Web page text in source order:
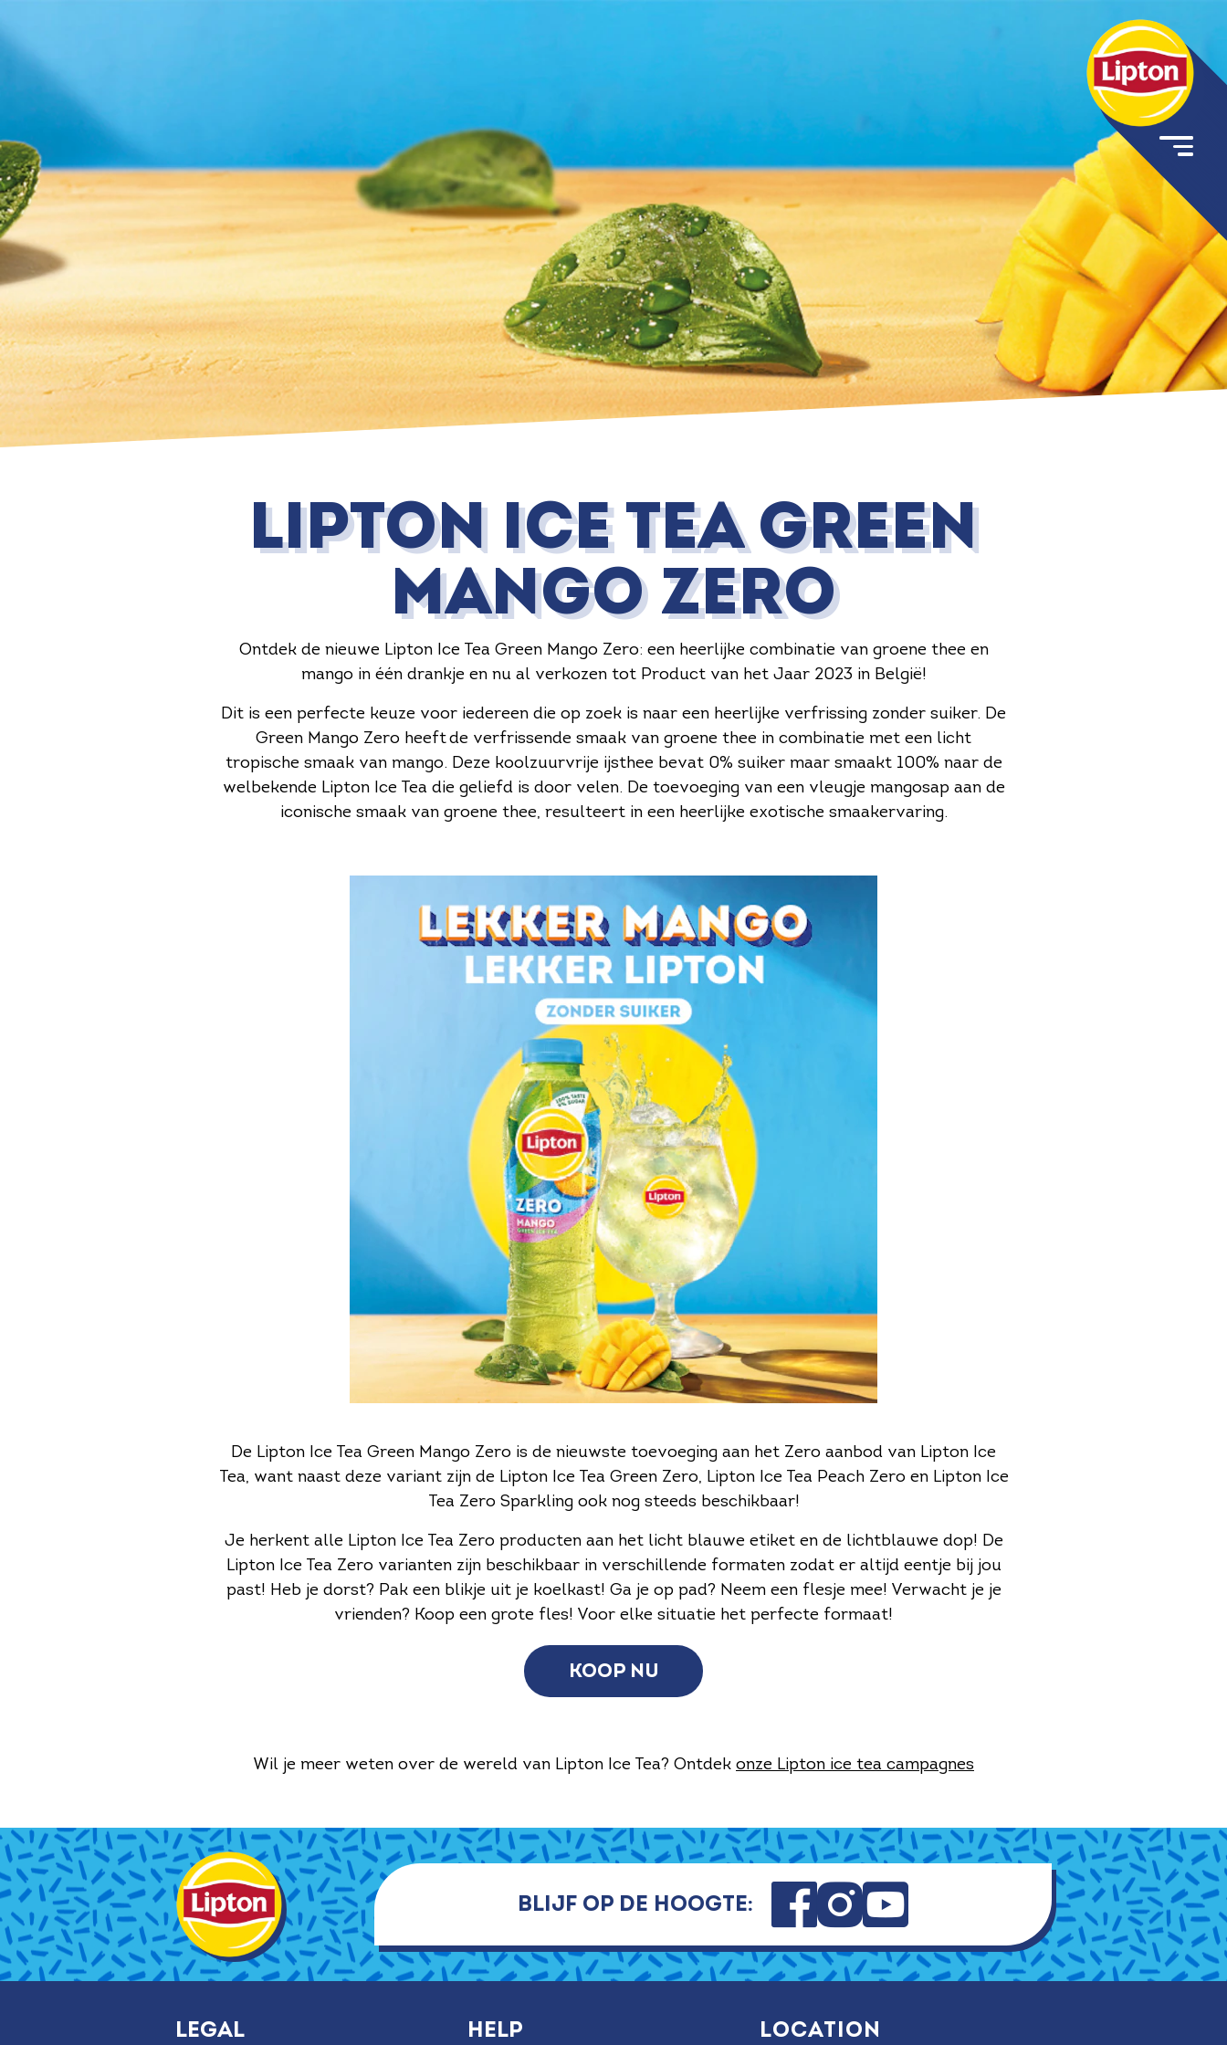
LIPTON ICE TEA GREEN
MANGO ZERO
Ontdek de nieuwe Lipton Ice Tea Green Mango Zero: een heerlijke combinatie van groene thee en
mango in één drankje en nu al verkozen tot Product van het Jaar 2023 in België!
Dit is een perfecte keuze voor iedereen die op zoek is naar een heerlijke verfrissing zonder suiker. De
Green Mango Zero heeft de verfrissende smaak van groene thee in combinatie met een licht
tropische smaak van mango. Deze koolzuurvrije ijsthee bevat 0% suiker maar smaakt 100% naar de
welbekende Lipton Ice Tea die geliefd is door velen. De toevoeging van een vleugje mangosap aan de
iconische smaak van groene thee, resulteert in een heerlijke exotische smaakervaring.
De Lipton Ice Tea Green Mango Zero is de nieuwste toevoeging aan het Zero aanbod van Lipton Ice
Tea, want naast deze variant zijn de Lipton Ice Tea Green Zero, Lipton Ice Tea Peach Zero en Lipton Ice
Tea Zero Sparkling ook nog steeds beschikbaar!
Je herkent alle Lipton Ice Tea Zero producten aan het licht blauwe etiket en de lichtblauwe dop! De
Lipton Ice Tea Zero varianten zijn beschikbaar in verschillende formaten zodat er altijd eentje bij jou
past! Heb je dorst? Pak een blikje uit je koelkast! Ga je op pad? Neem een flesje mee! Verwacht je je
vrienden? Koop een grote fles! Voor elke situatie het perfecte formaat!
KOOP NU
Wil je meer weten over de wereld van Lipton Ice Tea? Ontdek onze Lipton ice tea campagnes
Blijf op de hoogte:
Legal Help Location